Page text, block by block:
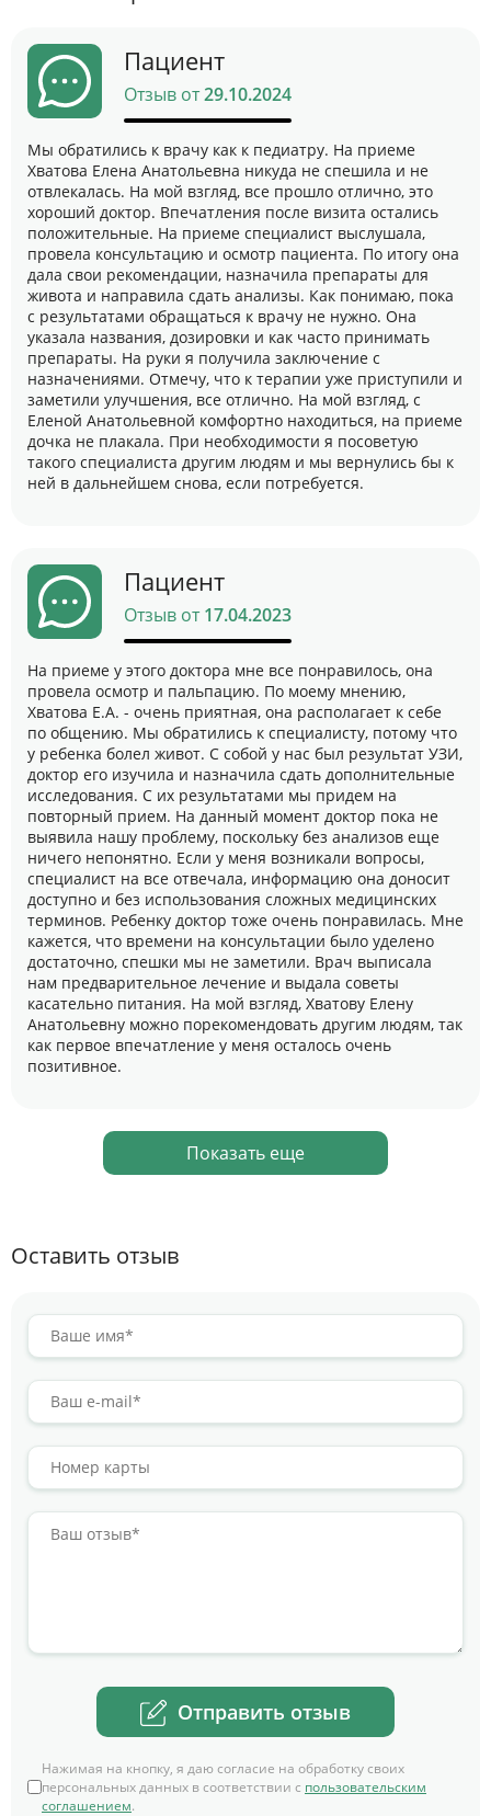
Пациент
Отзыв от29.10.2024
Мы обратились к врачу как к педиатру. На приеме
Хватова Елена Анатольевна никуда не спешила и не
отвлекалась. На мой взгляд, все прошло отлично, это
хороший доктор. Впечатления после визита остались
положительные. На приеме специалист выслушала,
провела консультацию и осмотр пациента. По итогу она
дала свои рекомендации, назначила препараты для
живота и направила сдать анализы​. Как понимаю, пока
с результатами обращаться к врачу не нужно. Она
указала названия, дозировки и как часто принимать
препараты. На руки я получила заключение с
назначениями. Отмечу, что к терапии уже приступили и
заметили улучшения, все отлично. На мой взгляд, с
Еленой Анатольевной комфортно находиться, на приеме
дочка не плакала. При необходимости я посоветую
такого специалиста другим людям и мы вернулись бы к
ней в дальнейшем снова, если потребуется.
Пациент
Отзыв от17.04.2023
На приеме у этого доктора мне все понравилось, она
провела осмотр и пальпацию. По моему мнению,
Хватова Е.А. - очень приятная, она располагает к себе
по общению. Мы обратились к специалисту, потому что
у ребенка болел живот. С собой у нас был результат УЗИ​,
доктор его изучила и назначила сдать дополнительные
исследования. С их результатами мы придем на
повторный прием. На данный момент доктор пока не
выявила нашу проблему, поскольку без анализов​ еще
ничего непонятно. Если у меня возникали вопросы,
специалист на все отвечала, информацию она доносит
доступно и без использования сложных медицинских
терминов. Ребенку доктор тоже очень понравилась. Мне
кажется, что времени на консультации было уделено
достаточно, спешки мы не заметили. Врач выписала
нам предварительное лечение и выдала советы
касательно питания. На мой взгляд, Хватову Елену
Анатольевну можно порекомендовать другим людям, так
как первое впечатление у меня осталось очень
позитивное.
Показать еще
Оставить отзыв
Отправить отзыв
Нажимая на кнопку, я даю согласие на обработку своих
персональных данных в соответствии с пользовательским
соглашением.